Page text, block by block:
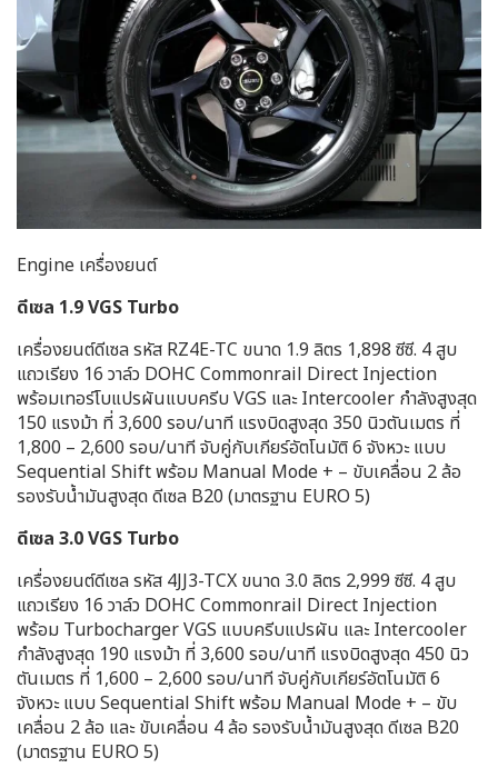
Engine เครื่องยนต์
ดีเซล 1.9 VGS Turbo
เครื่องยนต์ดีเซล รหัส RZ4E-TC ขนาด 1.9 ลิตร 1,898 ซีซี. 4 สูบ
แถวเรียง 16 วาล์ว DOHC Commonrail Direct Injection
พร้อมเทอร์โบแปรผันแบบครีบ VGS และ Intercooler กำลังสูงสุด
150 แรงม้า ที่ 3,600 รอบ/นาที แรงบิดสูงสุด 350 นิวตันเมตร ที่
1,800 – 2,600 รอบ/นาที จับคู่กับเกียร์อัตโนมัติ 6 จังหวะ แบบ
Sequential Shift พร้อม Manual Mode + – ขับเคลื่อน 2 ล้อ
รองรับน้ำมันสูงสุด ดีเซล B20 (มาตรฐาน EURO 5)
ดีเซล 3.0 VGS Turbo
เครื่องยนต์ดีเซล รหัส 4JJ3-TCX ขนาด 3.0 ลิตร 2,999 ซีซี. 4 สูบ
แถวเรียง 16 วาล์ว DOHC Commonrail Direct Injection
พร้อม Turbocharger VGS แบบครีบแปรผัน และ Intercooler
กำลังสูงสุด 190 แรงม้า ที่ 3,600 รอบ/นาที แรงบิดสูงสุด 450 นิว
ตันเมตร ที่ 1,600 – 2,600 รอบ/นาที จับคู่กับเกียร์อัตโนมัติ 6
จังหวะ แบบ Sequential Shift พร้อม Manual Mode + – ขับ
เคลื่อน 2 ล้อ และ ขับเคลื่อน 4 ล้อ รองรับน้ำมันสูงสุด ดีเซล B20
(มาตรฐาน EURO 5)